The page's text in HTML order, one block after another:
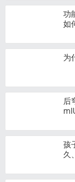
功
如
为
后
孩
久